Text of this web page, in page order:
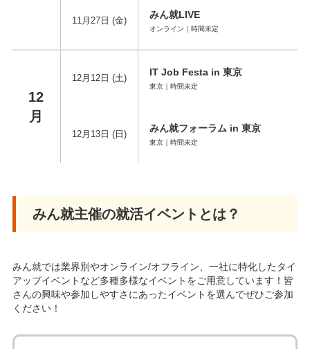
11月27日 (金)
みん就LIVE
オンライン｜時間未定
12
月
12月12日 (土)
IT Job Festa in 東京
東京｜時間未定
12月13日 (日)
みん就フォーラム in 東京
東京｜時間未定
みん就主催の就活イベントとは？
みん就では業界別やオンライン/オフライン、一社に特化したタイ
アップイベントなど多種多様なイベントをご用意しています！皆
さんの興味や参加しやすさにあったイベントを選んでぜひご参加
ください！